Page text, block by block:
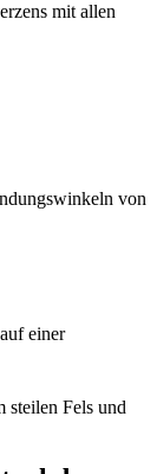
mit allen
von
einer
steilen Fels und